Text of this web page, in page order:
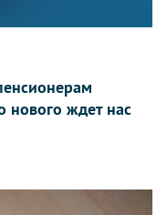
нового ждет нас